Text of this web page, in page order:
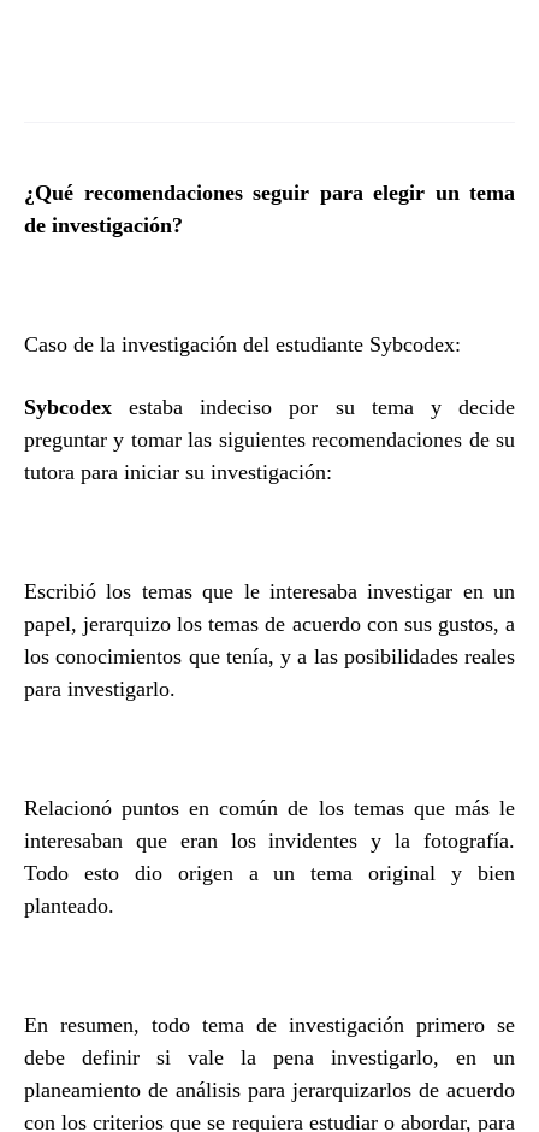
¿Qué recomendaciones seguir para elegir un tema
de investigación?
Caso de la investigación del estudiante Sybcodex:
Sybcodexestaba indeciso por su tema y decide
preguntar y tomar las siguientes recomendaciones de su
tutora para iniciar su investigación:
Escribió los temas que le interesaba investigar en un
papel, jerarquizo los temas de acuerdo con sus gustos, a
los conocimientos que tenía, y a las posibilidades reales
para investigarlo.
Relacionó puntos en común de los temas que más le
interesaban que eran los invidentes y la fotografía.
Todo esto dio origen a un tema original y bien
planteado.
En resumen, todo tema de investigación primero se
debe definir si vale la pena investigarlo, en un
planeamiento de análisis para jerarquizarlos de acuerdo
con los criterios que se requiera estudiar o abordar, para